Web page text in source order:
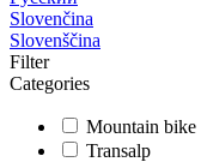
Slovenčina
Slovenščina
Filter
Categories
Mountain bike
Transalp